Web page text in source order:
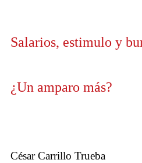
Salarios, estimulo y
¿Un amparo más?
César Carrillo Trueba